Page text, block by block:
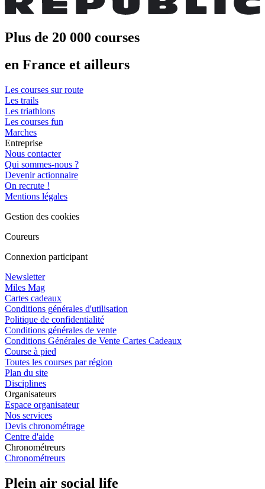
Plus de 20 000 courses
en France et ailleurs
Les courses sur route
Les trails
Les triathlons
Les courses fun
Marches
Entreprise
Nous contacter
Qui sommes-nous ?
Devenir actionnaire
On recrute !
Mentions légales
Gestion des cookies
Coureurs
Connexion participant
Newsletter
Miles Mag
Cartes cadeaux
Conditions générales d'utilisation
Politique de confidentialité
Conditions générales de vente
Conditions Générales de Vente Cartes Cadeaux
Course à pied
Toutes les courses par région
Plan du site
Disciplines
Organisateurs
Espace organisateur
Nos services
Devis chronométrage
Centre d'aide
Chronométreurs
Chronométreurs
Plein air social life